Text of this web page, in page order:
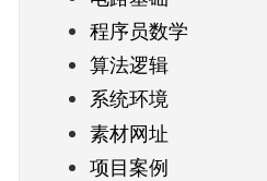
程序员数学
算法逻辑
系统环境
素材网址
项目案例